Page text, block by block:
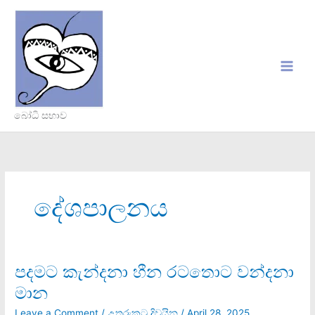
content
බෝධි සභාව
දේශපාලනය
පදමට කැන්දනා හීන රටතොට වන්දනා
මාන
පදමට කැන්දනා හීන රටතොට වන්දනාමාන